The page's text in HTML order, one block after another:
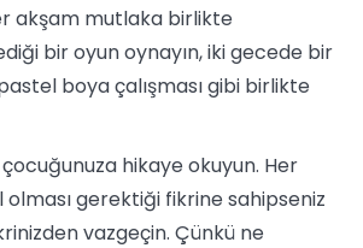
akşam mutlaka birlikte
bir oyun oynayın, iki gecede bir
boya çalışması gibi birlikte
hikaye okuyun. Her
gerektiği fikrine sahipseniz
vazgeçin. Çünkü ne